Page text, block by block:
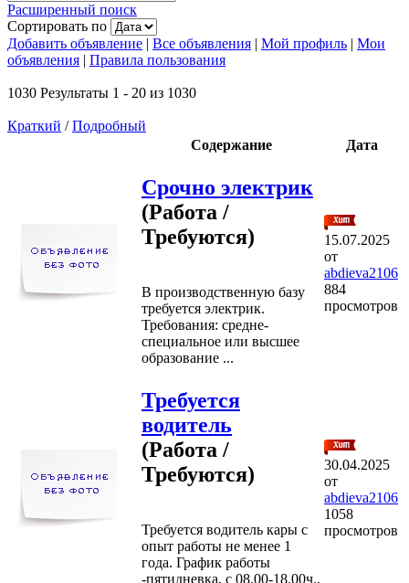
Расширенный поиск
Сортировать по
Добавить объявление | Все объявления | Мой профиль | Мои
объявления | Правила пользования
1030 Результаты 1 - 20 из 1030
Краткий /Подробный
Содержание
Дата
Срочно электрик
(Работа /
Требуются)
В производственную базу
требуется электрик.
Требования: средне-
специальное или высшее
образование ...
15.07.2025
от
abdieva2106
884
просмотров
Требуется
водитель
(Работа /
Требуются)
Требуется водитель кары с
опыт работы не менее 1
года. График работы
-пятидневка, с 08.00-18.00ч.,
30.04.2025
от
abdieva2106
1058
просмотров